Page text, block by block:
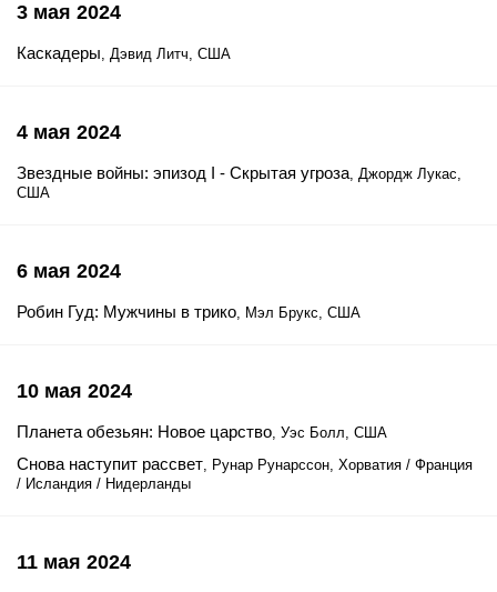
3 мая 2024
Каскадеры, Дэвид Литч, США
4 мая 2024
Звездные войны: эпизод I - Скрытая угроза, Джордж Лукас,
США
6 мая 2024
Робин Гуд: Мужчины в трико, Мэл Брукс, США
10 мая 2024
Планета обезьян: Новое царство, Уэс Болл, США
Снова наступит рассвет, Рунар Рунарссон, Хорватия / Франция
/ Исландия / Нидерланды
11 мая 2024